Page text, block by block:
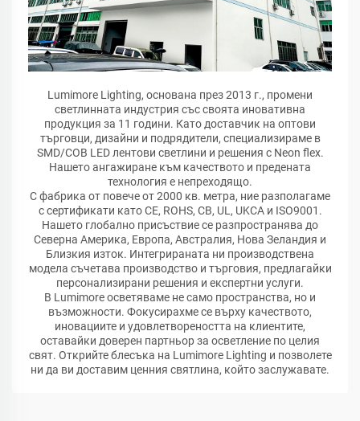
Lumimore Lighting, основана през 2013 г., промени
светлинната индустрия със своята иновативна
продукция за 11 години. Като доставчик на оптови
търговци, дизайни и подрядители, специализираме в
SMD/COB LED лентови светлини и решения с Neon flex.
Нашето ангажиране към качеството и предената
технология е непреходящо.
С фабрика от повече от 2000 кв. метра, ние разполагаме
с сертификати като CE, ROHS, CB, UL, UKCA и ISO9001.
Нашето глобално присъствие се разпространява до
Северна Америка, Европа, Австралия, Нова Зеландия и
Близкия изток. Интегрираната ни производствена
модела съчетава производство и търговия, предлагайки
персонализирани решения и експертни услуги.
В Lumimore осветяваме не само пространства, но и
възможности. Фокусирахме се върху качеството,
иновациите и удовлетвореността на клиентите,
оставайки доверен партньор за осветление по целия
свят. Открийте блесъка на Lumimore Lighting и позволете
ни да ви доставим ценния святлина, който заслужавате.